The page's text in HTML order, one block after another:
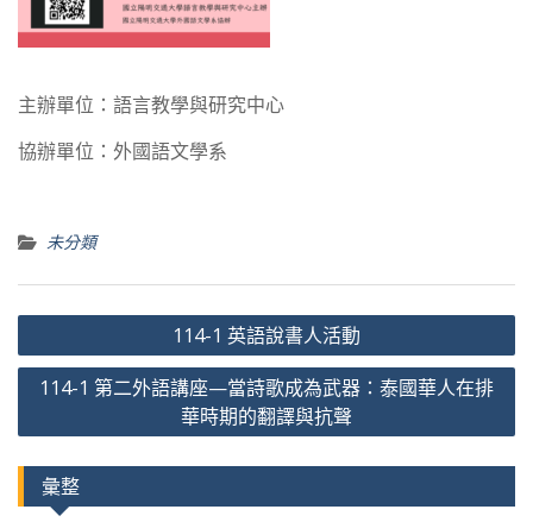
主辦單位：語言教學與研究中心
協辦單位：外國語文學系
未分類
文
章
覽
114-1 英語說書人活動
114-1 第二外語講座—當詩歌成為武器：泰國華人在排
華時期的翻譯與抗聲
彙整